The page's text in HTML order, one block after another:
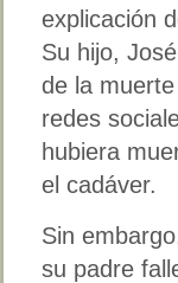
explicación
Su hijo,
de la
redes
hubiera
el cadáver.
Sin
su padre